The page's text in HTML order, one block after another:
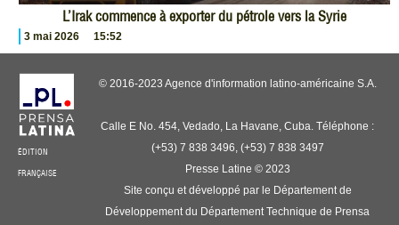
L’Irak commence à exporter du pétrole vers la Syrie
3 mai 2026 15:52
ÉDITION
FRANÇAISE
© 2016-2023 Agence d'information latino-américaine S.A.
Calle E No. 454, Vedado, La Havane, Cuba. Téléphone :
(+53) 7 838 3496, (+53) 7 838 3497
Presse Latine © 2023
Site conçu et développé par le Département de
Développement du Département Technique de Prensa